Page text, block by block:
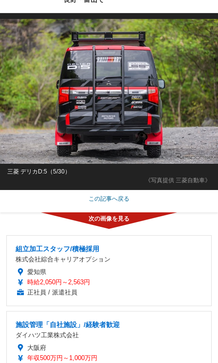
《写真提供 三菱自動車》
三菱 デリカD:5（5/30）
この記事へ戻る
組立加工スタッフ/積極採用
株式会社綜合キャリアオプション
愛知県
時給2,050円～2,563円
正社員 / 派遣社員
施設管理「自社施設」/経験者歓迎
ダイハツ工業株式会社
大阪府
年収500万円～1,000万円